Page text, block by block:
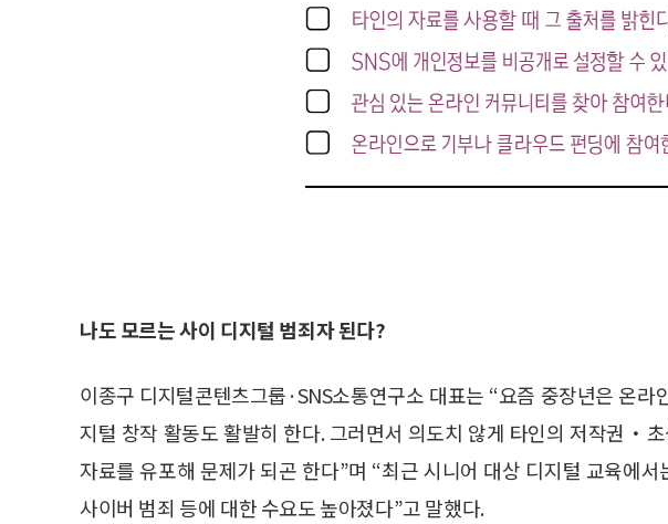
나도 모르는 사이 디지털 범죄자 된다?
이종구 디지털콘텐츠그룹·SNS소통연구소 대표는 “요즘 중장년은 온라
지털 창작 활동도 활발히 한다. 그러면서 의도치 않게 타인의 저작권・
자료를 유포해 문제가 되곤 한다”며 “최근 시니어 대상 디지털 교육에
사이버 범죄 등에 대한 수요도 높아졌다”고 말했다.